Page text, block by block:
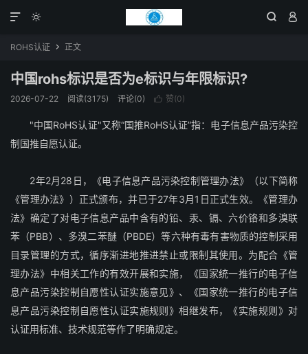
  

ROHS认证  正文
中国rohs标识是否为e标识与年限标识?
2026-07-22 阅读(3175) 评论(0)  赞(0)
"中国RoHS认证"又称“国推RoHS认证”指：电子信息产品污染控
制国推自愿认证。
2年2月28日，《电子信息产品污染控制管理办法》（以下简称
《管理办法》）正式颁布，并已于27年3月1日正式生效。《管理办
法》确定了对电子信息产品中含有的铅、汞、镉、六价铬和多溴联
苯（PBB）、多溴二苯醚（PBDE）等六种有毒有害物质的控制采用
目录管理的方式，循序渐进地推进禁止或限制其使用。为配合《管
理办法》中相关工作的有效开展和实施，《国家统一推行的电子信
息产品污染控制自愿性认证实施意见》、《国家统一推行的电子信
息产品污染控制自愿性认证实施规则》相继发布，《实施规则》对
认证用标准、技术规范等作了明确规定。